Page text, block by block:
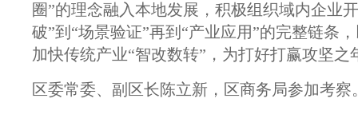
圈”的理念融入本地发展，积极组织域内企业
破”到“场景验证”再到“产业应用”的完整链条
加快传统产业“智改数转”，为打好打赢攻坚
区委常委、副区长陈立新，区商务局参加考察